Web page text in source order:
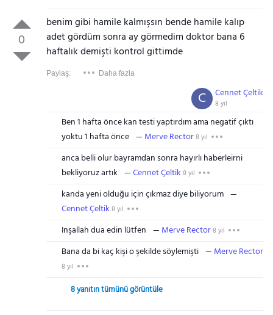
0
benim gibi hamile kalmışsın bende hamile kalıp
adet gördüm sonra ay görmedim doktor bana 6
haftalık demişti kontrol gittimde
Paylaş: Daha fazla
Cennet Çeltik
8 yıl
C
Ben 1 hafta önce kan testi yaptırdım ama negatif çıktı
yoktu 1 hafta önce
Merve Rector8 yıl
anca belli olur bayramdan sonra hayırlı haberleirni
bekliyoruz artık
Cennet Çeltik 8 yıl
kanda yeni olduğu için çıkmaz diye biliyorum
Cennet Çeltik 8 yıl
Inşallah dua edin lütfen Merve Rector8 yıl
Bana da bi kaç kişi o şekilde söylemişti Merve Rector
8 yıl
8 yanıtın tümünü görüntüle